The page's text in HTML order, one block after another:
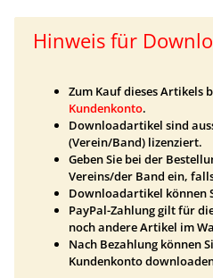
Hinweis für
Zum Kauf dieses Artikels
Kundenkonto.
Downloadartikel sind
(Verein/Band) lizenziert.
Geben Sie bei der
Vereins/der Band ein,
Downloadartikel können
PayPal-Zahlung gilt für
noch andere Artikel im
Nach Bezahlung können
Kundenkonto